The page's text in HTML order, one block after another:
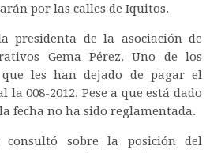
por las calles de Iquitos.
presidenta de la asociación de
Gema Pérez. Uno de los
les han dejado de pagar el
la 008-2012. Pese a que está dado
fecha no ha sido reglamentada.
consultó sobre la posición del